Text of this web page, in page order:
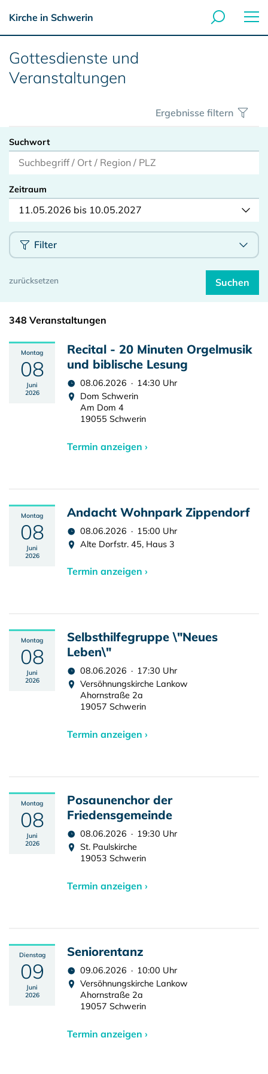
Kirche in Schwerin
Gottesdienste und
Veranstaltungen
Ergebnisse filtern
Suchwort
Zeitraum
11.05.2026 bis 10.05.2027
Filter
348 Veranstaltungen
Montag
08
Juni
2026
Recital - 20 Minuten Orgelmusik
und biblische Lesung
08.06.2026 · 14:30 Uhr
Dom Schwerin
Am Dom 4
19055 Schwerin
Termin anzeigen ›
Montag
08
Juni
2026
Andacht Wohnpark Zippendorf
08.06.2026 · 15:00 Uhr
Alte Dorfstr. 45, Haus 3
Termin anzeigen ›
Montag
08
Juni
2026
Selbsthilfegruppe \"Neues
Leben\"
08.06.2026 · 17:30 Uhr
Versöhnungskirche Lankow
Ahornstraße 2a
19057 Schwerin
Termin anzeigen ›
Montag
08
Juni
2026
Posaunenchor der
Friedensgemeinde
08.06.2026 · 19:30 Uhr
St. Paulskirche
19053 Schwerin
Termin anzeigen ›
Dienstag
09
Juni
2026
Seniorentanz
09.06.2026 · 10:00 Uhr
Versöhnungskirche Lankow
Ahornstraße 2a
19057 Schwerin
Termin anzeigen ›